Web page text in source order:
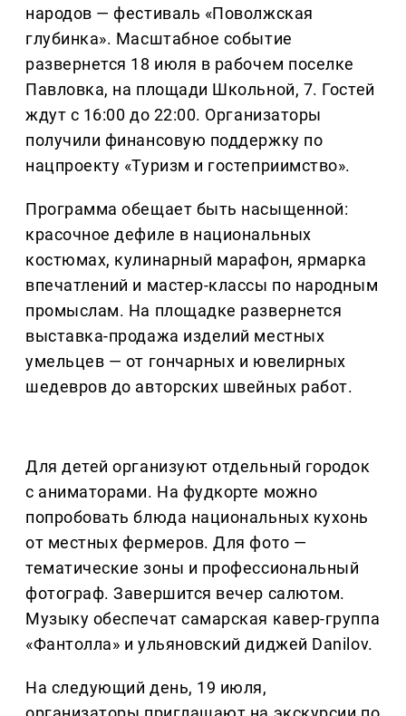
народов — фестиваль «Поволжская
глубинка». Масштабное событие
развернется 18 июля в рабочем поселке
Павловка, на площади Школьной, 7. Гостей
ждут с 16:00 до 22:00. Организаторы
получили финансовую поддержку по
нацпроекту «Туризм и гостеприимство».
Программа обещает быть насыщенной:
красочное дефиле в национальных
костюмах, кулинарный марафон, ярмарка
впечатлений и мастер-классы по народным
промыслам. На площадке развернется
выставка-продажа изделий местных
умельцев — от гончарных и ювелирных
шедевров до авторских швейных работ.
Для детей организуют отдельный городок
с аниматорами. На фудкорте можно
попробовать блюда национальных кухонь
от местных фермеров. Для фото —
тематические зоны и профессиональный
фотограф. Завершится вечер салютом.
Музыку обеспечат самарская кавер-группа
«Фантолла» и ульяновский диджей Danilov.
На следующий день, 19 июля,